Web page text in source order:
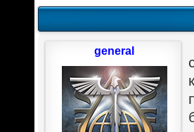
general